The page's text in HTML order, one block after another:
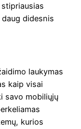
didesnis
laukymas
kaip visai
savo mobiliųjų
kurios